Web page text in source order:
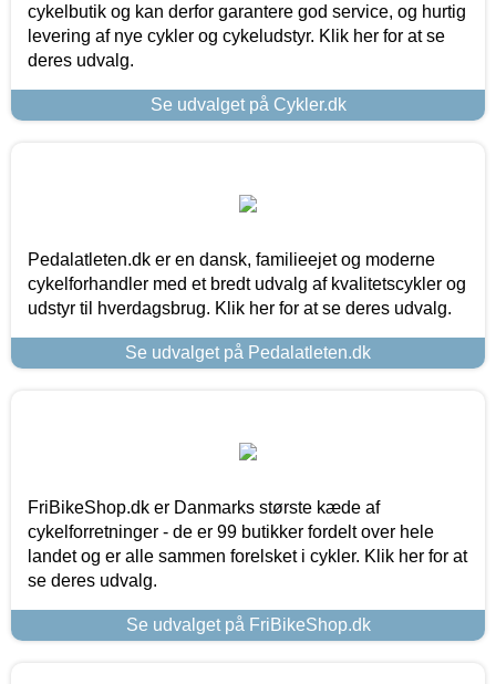
cykelbutik og kan derfor garantere god service, og hurtig
levering af nye cykler og cykeludstyr. Klik her for at se
deres udvalg.
Se udvalget på Cykler.dk
Pedalatleten.dk er en dansk, familieejet og moderne
cykelforhandler med et bredt udvalg af kvalitetscykler og
udstyr til hverdagsbrug. Klik her for at se deres udvalg.
Se udvalget på Pedalatleten.dk
FriBikeShop.dk er Danmarks største kæde af
cykelforretninger - de er 99 butikker fordelt over hele
landet og er alle sammen forelsket i cykler. Klik her for at
se deres udvalg.
Se udvalget på FriBikeShop.dk